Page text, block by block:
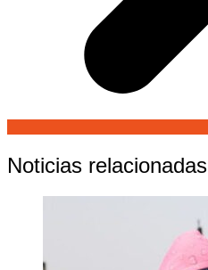
Noticias relacionadas